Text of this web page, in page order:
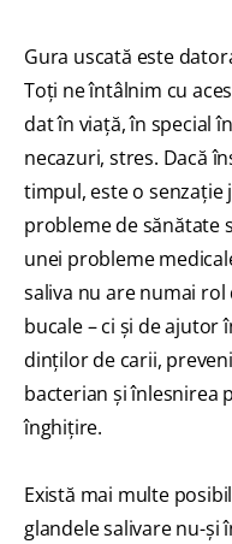
Gura uscată este
Toţi ne întâlnim cu
dat în viaţă, în special
necazuri, stres. Dacă
timpul, este o senzaţie
probleme de sănătate
unei probleme
saliva nu are numai
bucale – ci şi de ajutor
dinţilor de carii,
bacterian şi înlesnirea
înghiţire.
Există mai multe
glandele salivare nu-şi